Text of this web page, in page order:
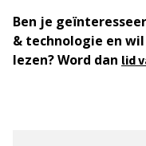
Ben je
& technologie en
lezen? Word dan lid